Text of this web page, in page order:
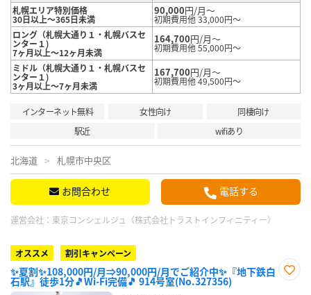
札幌エリア特別価格
30日以上～365日未満
90,000円/月～
初期費用他 33,000円～
ロング（札幌大通り１・札幌バスセ
ンター１)
7ヶ月以上～12ヶ月未満
164,700円/月～
初期費用他 55,000円～
ミドル（札幌大通り１・札幌バスセ
ンター１)
3ヶ月以上～7ヶ月未満
167,700円/月～
初期費用他 49,500円～
インターネット無料 女性向け
同棲向け
駅近
wifiあり
北海道 札幌市中央区
お問合わせ 電話する
運営会社： 東京コンシェルジュ（株式会社トラストインフィニティー）
オススメ 割引キャンペーン
✨夏割✨108,000円/月⇒90,000円/月でご紹介中✨『地下鉄白
石駅』徒歩1分🎵Wi-Fi完備🎵 914号室(No.327356)